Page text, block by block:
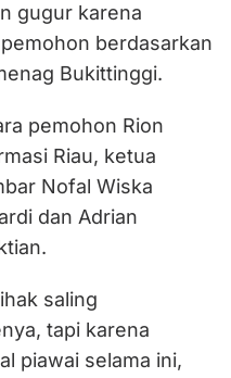
gugur karena
berdasarkan
Bukittinggi.
pemohon Rion
Riau, ketua
Nofal Wiska
dan Adrian
saling
tapi karena
piawai selama ini,